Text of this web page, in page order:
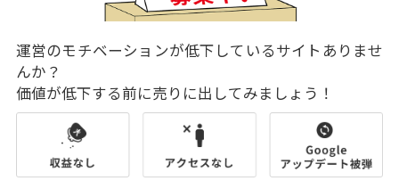
運営のモチベーションが低下しているサイトありませ
んか？
価値が低下する前に売りに出してみましょう！